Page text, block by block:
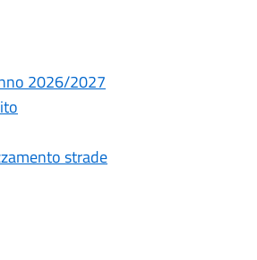
2026/2027
strade